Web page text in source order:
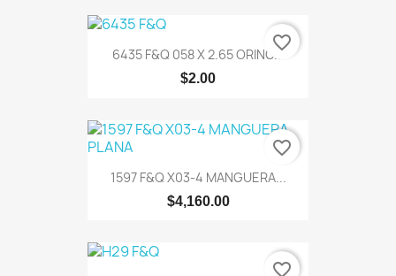
6435 F&Q 058 X 2.65 ORING...
$2.00
favorite_border
1597 F&Q X03-4 MANGUERA...
$4,160.00
favorite_border
favorite_border